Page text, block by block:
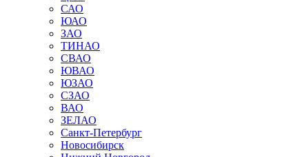
САО
ЮАО
ЗАО
ТИНАО
СВАО
ЮВАО
ЮЗАО
СЗАО
ВАО
ЗЕЛАО
Санкт-Петербург
Новосибирск